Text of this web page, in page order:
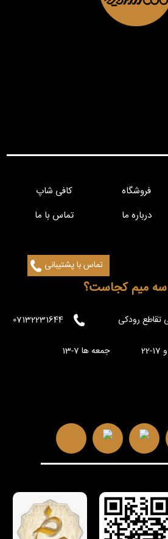
تماس با پشتیبانی
فروشگاه
کافی شاپ
درباره ما تماس با ما
سه میم کجاست؟
تقاطع رودکی 07132231644